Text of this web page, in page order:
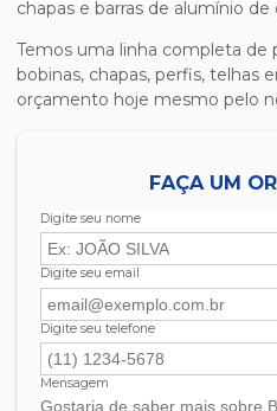
chapas e barras de alumínio
Temos uma linha completa de
bobinas, chapas, perfis, telhas
orçamento hoje mesmo pelo
FAÇA UM
Digite seu nome
Digite seu email
Digite seu telefone
Mensagem